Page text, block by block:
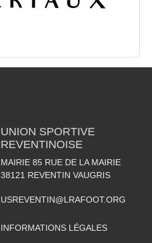
UNION SPORTIVE
REVENTINOISE
MAIRIE 85 RUE DE LA MAIRIE
38121 REVENTIN VAUGRIS
USREVENTIN@LRAFOOT.ORG
INFORMATIONS LÉGALES